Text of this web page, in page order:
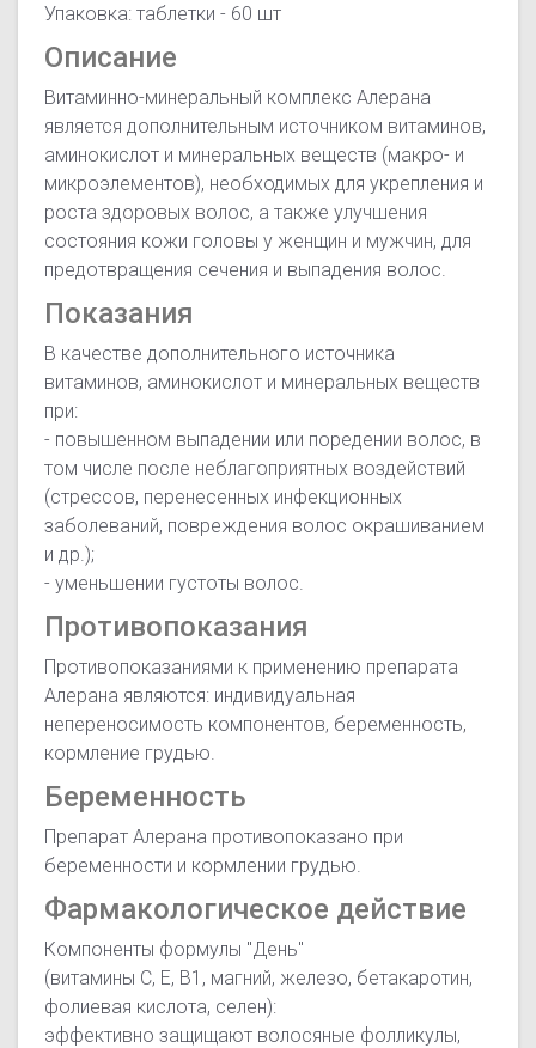
Упаковка: таблетки - 60 шт
Описание
Витаминно-минеральный комплекс Алерана
является дополнительным источником витаминов,
аминокислот и минеральных веществ (макро- и
микроэлементов), необходимых для укрепления и
роста здоровых волос, а также улучшения
состояния кожи головы у женщин и мужчин, для
предотвращения сечения и выпадения волос.
Показания
В качестве дополнительного источника
витаминов, аминокислот и минеральных веществ
при:
- повышенном выпадении или поредении волос, в
том числе после неблагоприятных воздействий
(стрессов, перенесенных инфекционных
заболеваний, повреждения волос окрашиванием
и др.);
- уменьшении густоты волос.
Противопоказания
Противопоказаниями к применению препарата
Алерана являются: индивидуальная
непереносимость компонентов, беременность,
кормление грудью.
Беременность
Препарат Алерана противопоказано при
беременности и кормлении грудью.
Фармакологическое действие
Компоненты формулы "День"
(витамины С, Е, В1, магний, железо, бетакаротин,
фолиевая кислота, селен):
эффективно защищают волосяные фолликулы,